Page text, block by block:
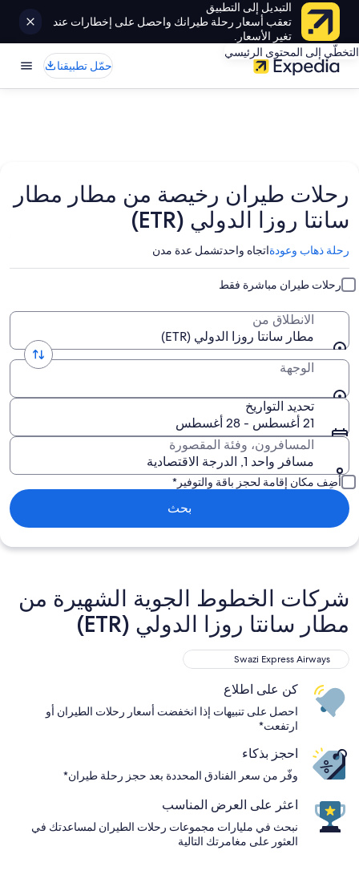
التبديل إلى التطبيق
تعقب أسعار رحلة طيرانك واحصل على إخطارات عند
تغير الأسعار.
التخطّي إلى المحتوى الرئيسي
حمّل تطبيقنا
رحلات طيران رخيصة من مطار مطار
سانتا روزا الدولي (ETR)
رحلة ذهاب وعودةاتجاه واحدتشمل عدة مدن
رحلات طيران مباشرة فقط
الانطلاق من
مطار سانتا روزا الدولي (ETR)
الوجهة
تحديد التواريخ
21 أغسطس - 28 أغسطس
المسافرون، وفئة المقصورة
مسافر واحد 1, الدرجة الاقتصادية
أضِف مكان إقامة لحجز باقة والتوفير*
بحث
شركات الخطوط الجوية الشهيرة من
مطار سانتا روزا الدولي (ETR)
Swazi Express Airways
كن على اطلاع
احصل على تنبيهات إذا انخفضت أسعار رحلات الطيران أو
ارتفعت*
احجز بذكاء
وفّر من سعر الفنادق المحددة بعد حجز رحلة طيران*
اعثر على العرض المناسب
نبحث في مليارات مجموعات رحلات الطيران لمساعدتك في
العثور على مغامرتك التالية